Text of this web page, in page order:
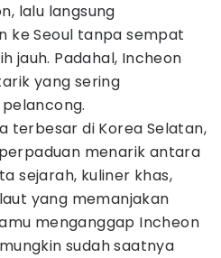
lalu langsung
ke Seoul tanpa sempat
jauh. Padahal, Incheon
yang sering
terbesar di Korea Selatan,
menarik antara
sejarah, kuliner khas,
yang memanjakan
menganggap Incheon
sudah saatnya